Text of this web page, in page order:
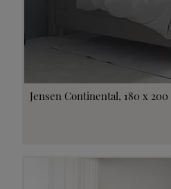
Jensen Continental, 180 x